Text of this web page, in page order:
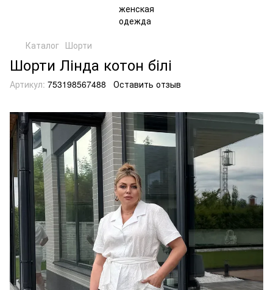
Каталог Шорти
Шорти Лінда котон білі
Артикул: 753198567488 Оставить отзыв